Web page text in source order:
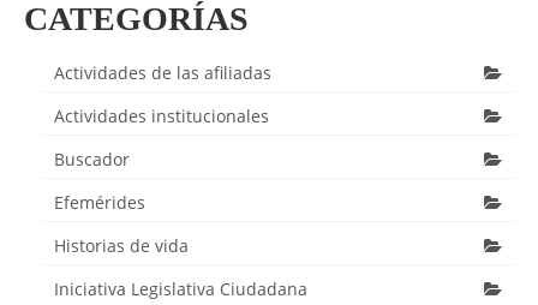
CATEGORÍAS
Actividades de las afiliadas
Actividades institucionales
Buscador
Efemérides
Historias de vida
Iniciativa Legislativa Ciudadana